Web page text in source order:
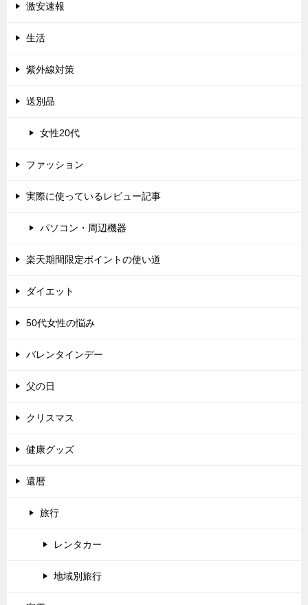
激安速報
生活
紫外線対策
送別品
女性20代
ファッション
実際に使っているレビュー記事
パソコン・周辺機器
楽天期間限定ポイントの使い道
ダイエット
50代女性の悩み
バレンタインデー
父の日
クリスマス
健康グッズ
還暦
旅行
レンタカー
地域別旅行